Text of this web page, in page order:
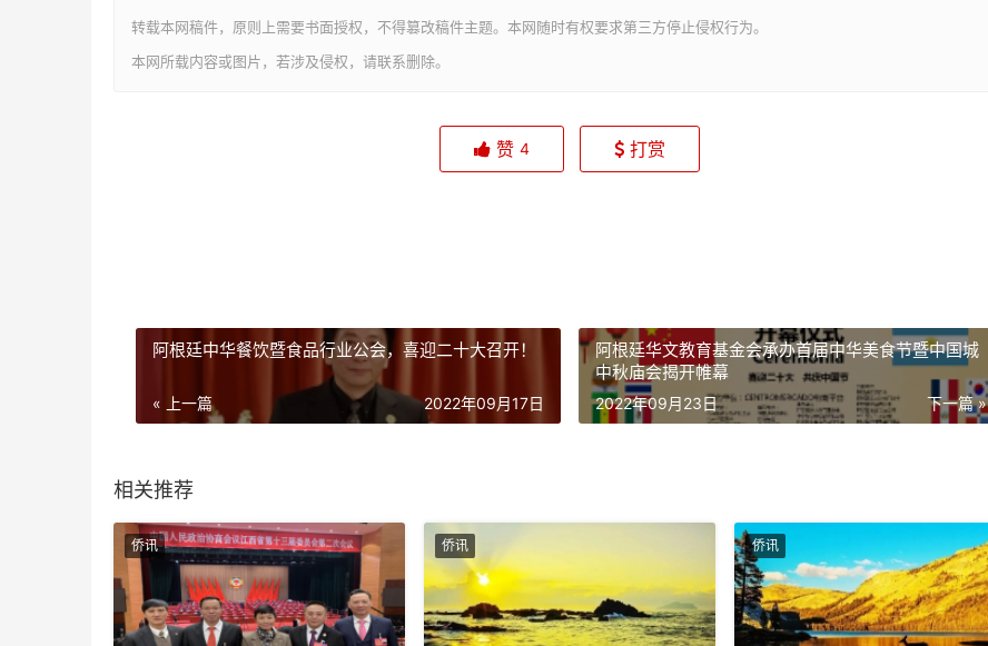
转载本网稿件，原则上需要书面授权，不得篡改稿件主题。本网随时有权要求第三方停止侵权行为。
本网所载内容或图片，若涉及侵权，请联系删除。
赞 4 打赏
阿根廷中华餐饮暨食品行业公会，喜迎二十大召开！
« 上一篇 2022年09月17日
阿根廷华文教育基金会承办首届中华美食节暨中国城
中秋庙会揭开帷幕
下一篇 »
2022年09月23日
相关推荐
侨讯 侨讯 侨讯